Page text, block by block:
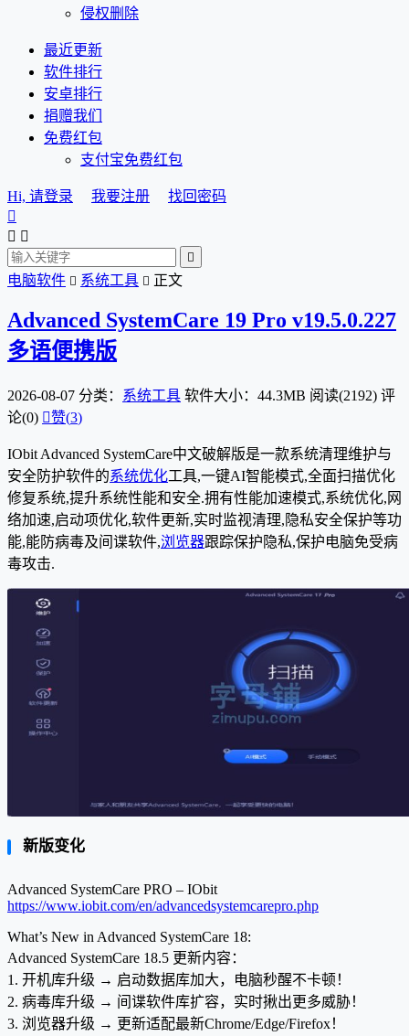
侵权删除
最近更新
软件排行
安卓排行
捐赠我们
免费红包
支付宝免费红包
Hi, 请登录 我要注册
找回密码

 

电脑软件  系统工具  正文
Advanced SystemCare 19 Pro v19.5.0.227
多语便携版
2026-08-07 分类： 系统工具 软件大小：44.3MB 阅读(2192) 评
论(0) 赞(3)
IObit Advanced SystemCare中文破解版是一款系统清理维护与
安全防护软件的系统优化工具,一键AI智能模式,全面扫描优化
修复系统,提升系统性能和安全.拥有性能加速模式,系统优化,网
络加速,启动项优化,软件更新,实时监视清理,隐私安全保护等功
能,能防病毒及间谍软件,浏览器跟踪保护隐私,保护电脑免受病
毒攻击.
新版变化
Advanced SystemCare PRO – IObit
https://www.iobit.com/en/advancedsystemcarepro.php
What’s New in Advanced SystemCare 18:
Advanced SystemCare 18.5 更新内容：
1. 开机库升级 → 启动数据库加大，电脑秒醒不卡顿！
2. 病毒库升级 → 间谍软件库扩容，实时揪出更多威胁！
3. 浏览器升级 → 更新适配最新Chrome/Edge/Firefox！